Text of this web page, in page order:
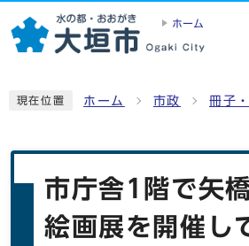
ホーム
現在位置 ホーム 市政 冊子
市庁舎1階で矢
絵画展を開催し